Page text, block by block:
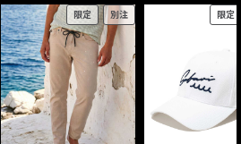
限定 別注 限定